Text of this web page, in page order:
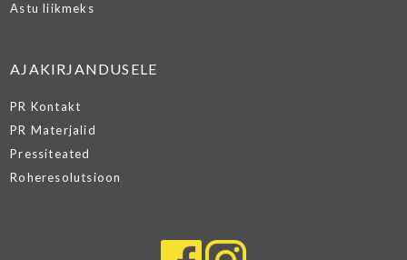
Astu liikmeks
AJAKIRJANDUSELE
PR Kontakt
PR Materjalid
Pressiteated
Roheresolutsioon